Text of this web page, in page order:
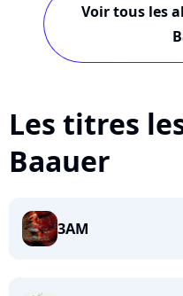
Voir tous les
Les titres
Baauer
3AM